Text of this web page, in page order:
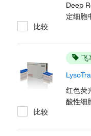
Deep
定细胞
胞活力
比较
飞
红色荧
酸性细
比较